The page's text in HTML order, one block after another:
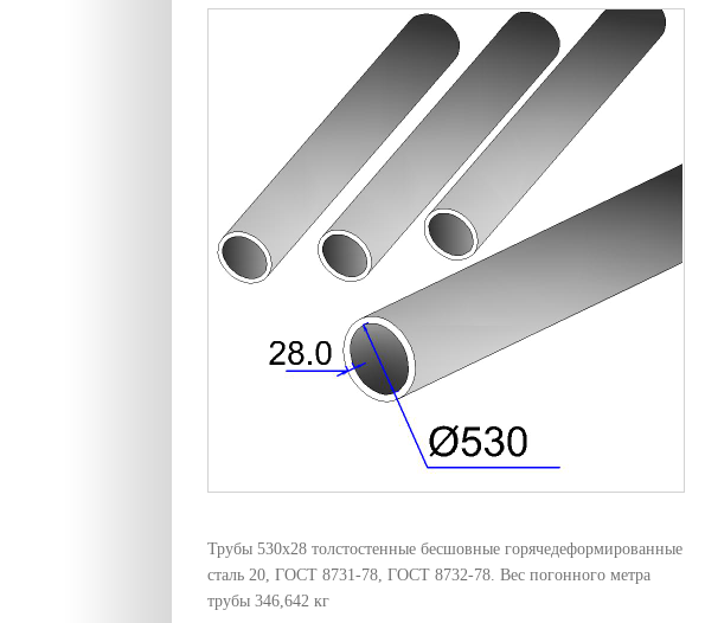
Трубы 530х28 толстостенные бесшовные горячедеформированные
сталь 20, ГОСТ 8731-78, ГОСТ 8732-78. Вес погонного метра
трубы 346,642 кг